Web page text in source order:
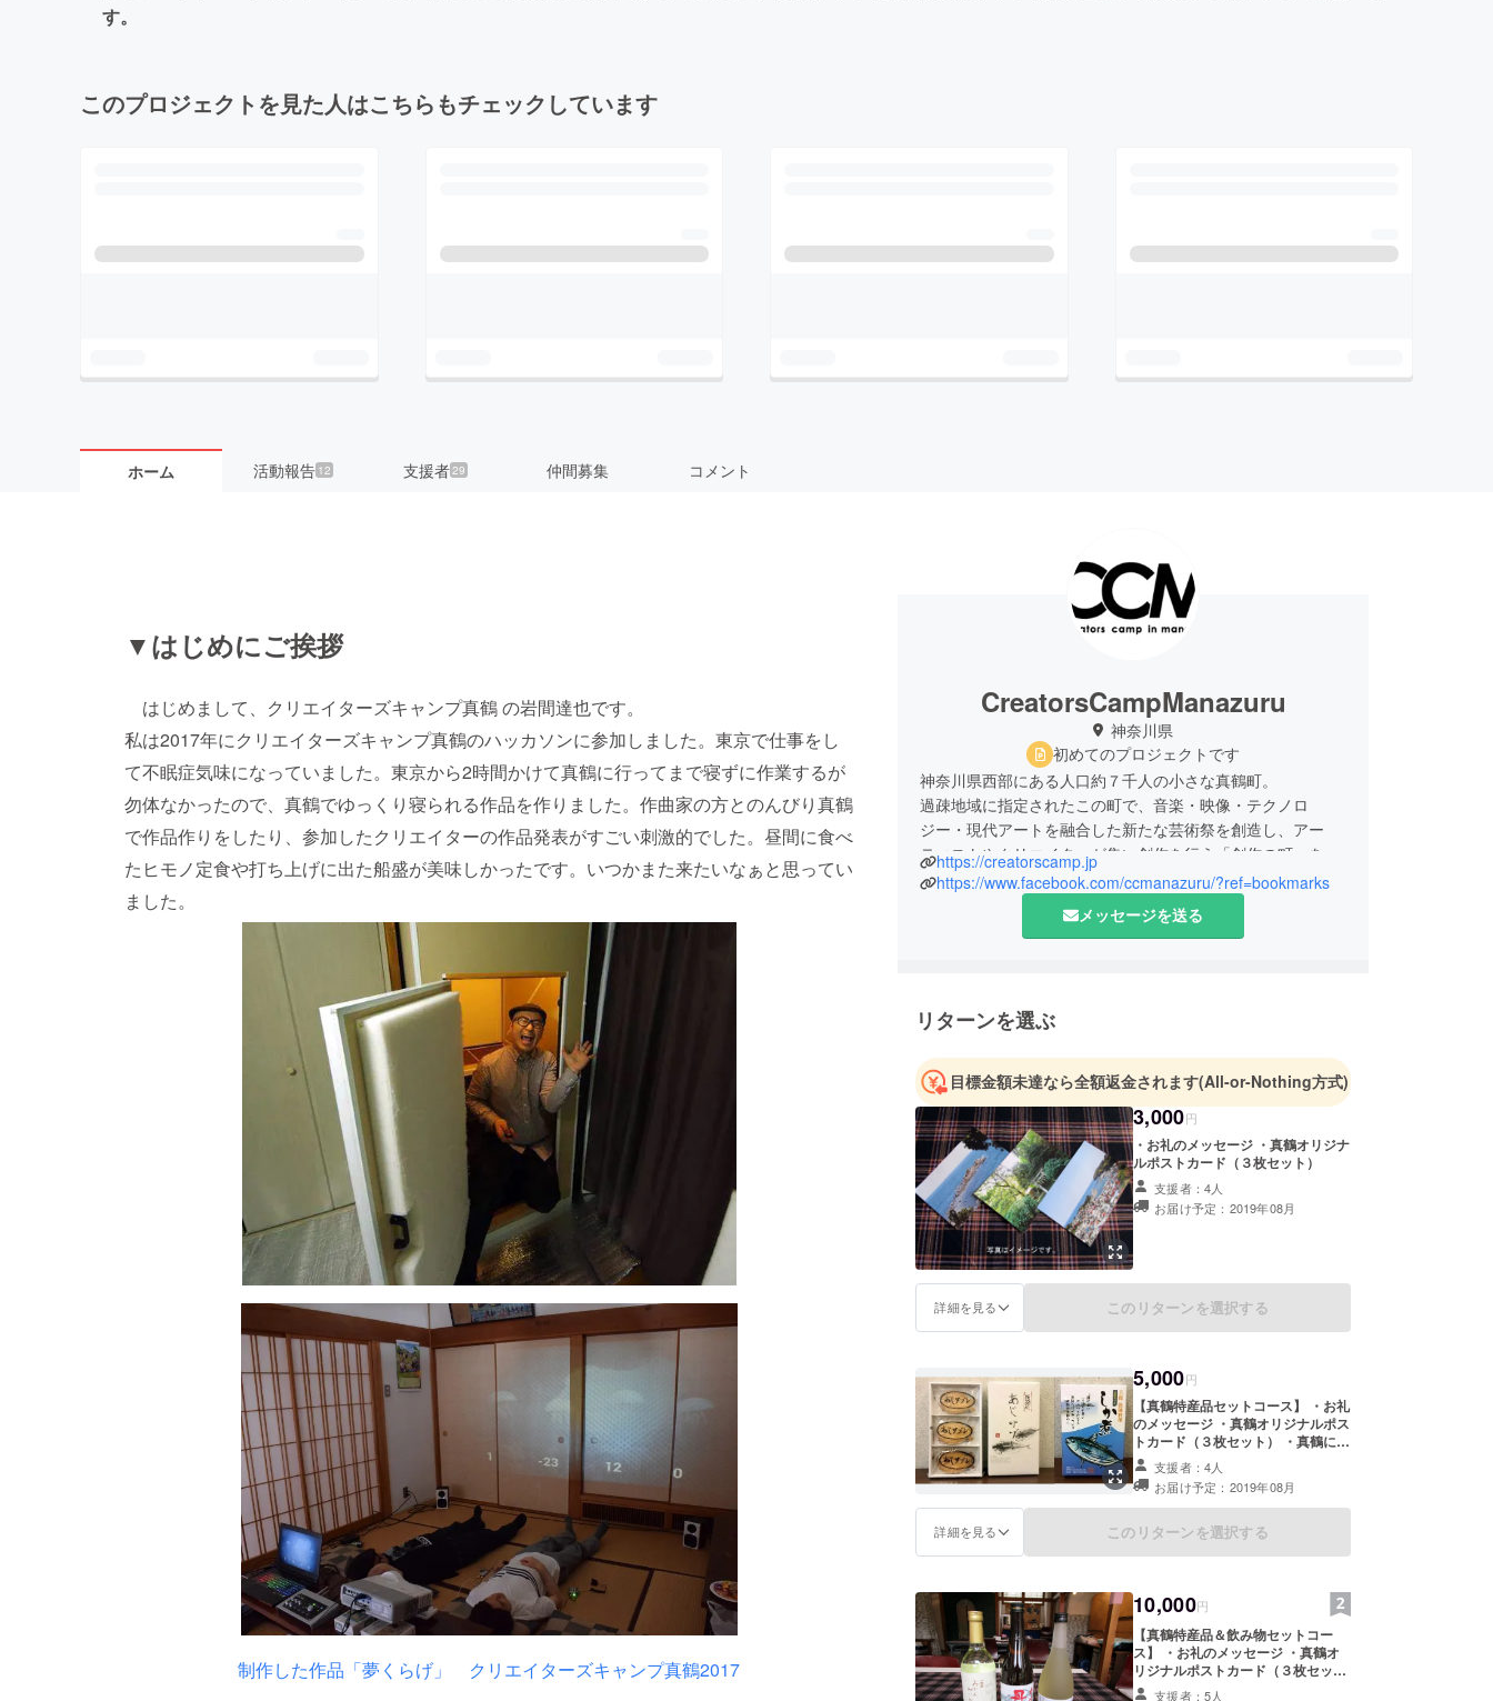
す。
このプロジェクトを見た人はこちらもチェックしています
ホーム 活動報告 12 支援者29 仲間募集 コメント
▼はじめにご挨拶
はじめまして、クリエイターズキャンプ真鶴 の岩間達也です。
私は2017年にクリエイターズキャンプ真鶴のハッカソンに参加しました。東京で仕事をし
て不眠症気味になっていました。東京から2時間かけて真鶴に行ってまで寝ずに作業するが
勿体なかったので、真鶴でゆっくり寝られる作品を作りました。作曲家の方とのんびり真鶴
で作品作りをしたり、参加したクリエイターの作品発表がすごい刺激的でした。昼間に食べ
たヒモノ定食や打ち上げに出た船盛が美味しかったです。いつかまた来たいなぁと思ってい
ました。
制作した作品「夢くらげ」 クリエイターズキャンプ真鶴2017
CreatorsCampManazuru
神奈川県
初めてのプロジェクトです
神奈川県西部にある人口約７千人の小さな真鶴町。
過疎地域に指定されたこの町で、音楽・映像・テクノロ
ジー・現代アートを融合した新たな芸術祭を創造し、アー
ティストやクリエイターが集い創作を行う「創作の町」を具
現化するためにプロジェクトを実施しています。
https://creatorscamp.jp
https://www.facebook.com/ccmanazuru/?ref=bookmarks
メッセージを送る
リターンを選ぶ
目標金額未達なら全額返金されます(All-or-Nothing方式)
3,000円
・お礼のメッセージ ・真鶴オリジナ
ルポストカード（３枚セット）
支援者：4人
お届け予定：2019年08月
詳細を見る このリターンを選択する
5,000円
【真鶴特産品セットコース】 ・お礼
のメッセージ ・真鶴オリジナルポス
トカード（３枚セット） ・真鶴に来
ないと買えないご当地特産品を提供
鯵（アジ）サブレとしか煮のセッ
ト
支援者：4人
お届け予定：2019年08月
詳細を見る このリターンを選択する
10,000円
【真鶴特産品＆飲み物セットコー
ス】 ・お礼のメッセージ ・真鶴オ
リジナルポストカード（３枚セッ
ト） ・真鶴に来ないと買えないご当支援者：5人